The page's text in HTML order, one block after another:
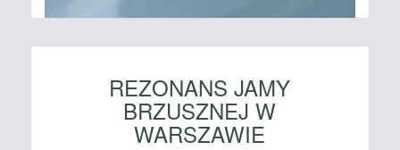
REZONANS JAMY
BRZUSZNEJ W
WARSZAWIE